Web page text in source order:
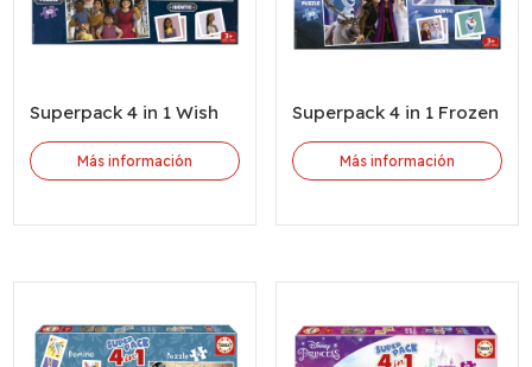
Superpack 4 in 1 Wish
Más información
Superpack 4 in 1 Frozen
Más información